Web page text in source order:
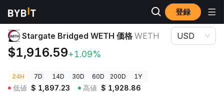
登録
暗号資産価格 Stargate Bridged WETH 価格 WETH
Stargate Bridged WETH 価格 WETH
$1,916.59+1.09%
USD
24H 7D 14D 30D 60D 200D 1Y
低値 $ 1,897.23 高値 $ 1,928.86